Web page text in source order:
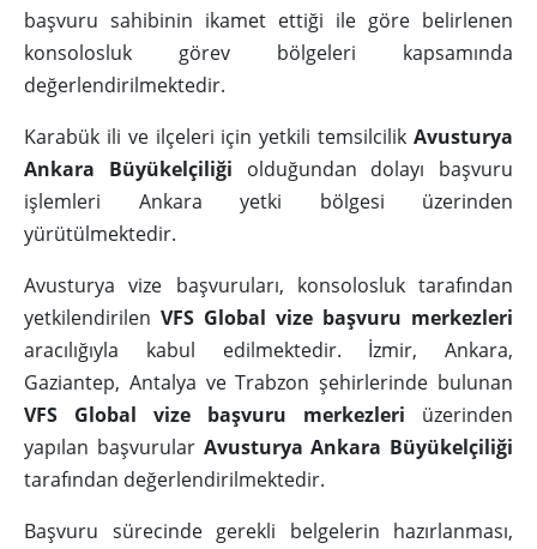
başvuru sahibinin ikamet ettiği ile göre belirlenen
konsolosluk görev bölgeleri kapsamında
değerlendirilmektedir.
Karabük ili ve ilçeleri için yetkili temsilcilik Avusturya
Ankara Büyükelçiliği olduğundan dolayı başvuru
işlemleri Ankara yetki bölgesi üzerinden
yürütülmektedir.
Avusturya vize başvuruları, konsolosluk tarafından
yetkilendirilen VFS Global vize başvuru merkezleri
aracılığıyla kabul edilmektedir. İzmir, Ankara,
Gaziantep, Antalya ve Trabzon şehirlerinde bulunan
VFS Global vize başvuru merkezleri üzerinden
yapılan başvurular Avusturya Ankara Büyükelçiliği
tarafından değerlendirilmektedir.
Başvuru sürecinde gerekli belgelerin hazırlanması,